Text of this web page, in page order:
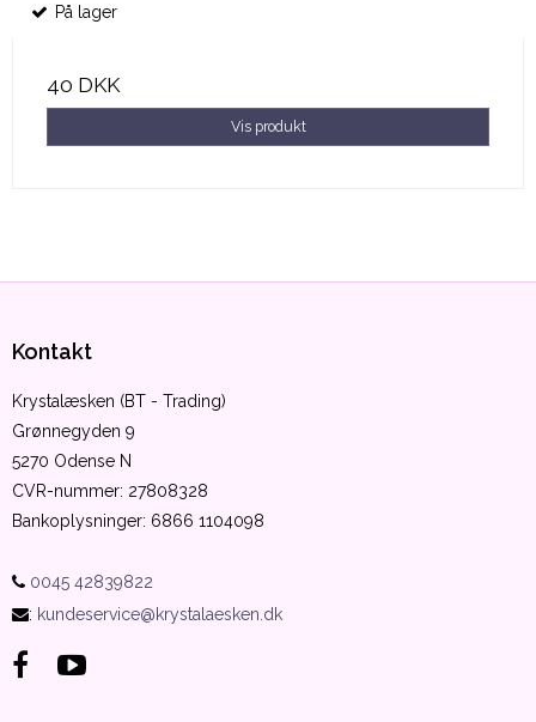
På lager
40 DKK
Vis produkt
Kontakt
Krystalæsken (BT - Trading)
Grønnegyden 9
5270 Odense N
CVR-nummer: 27808328
Bankoplysninger: 6866 1104098
0045 42839822
: kundeservice@krystalaesken.dk